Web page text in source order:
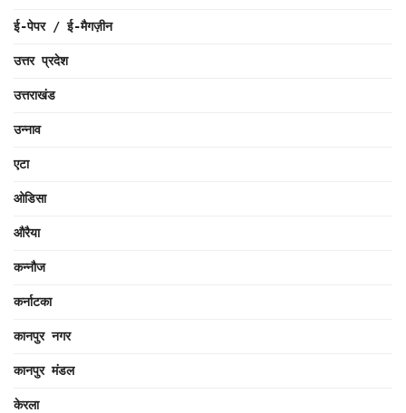
ई-पेपर / ई-मैगज़ीन
उत्तर प्रदेश
उत्तराखंड
उन्नाव
एटा
ओडिसा
औरैया
कन्नौज
कर्नाटका
कानपुर नगर
कानपुर मंडल
केरला